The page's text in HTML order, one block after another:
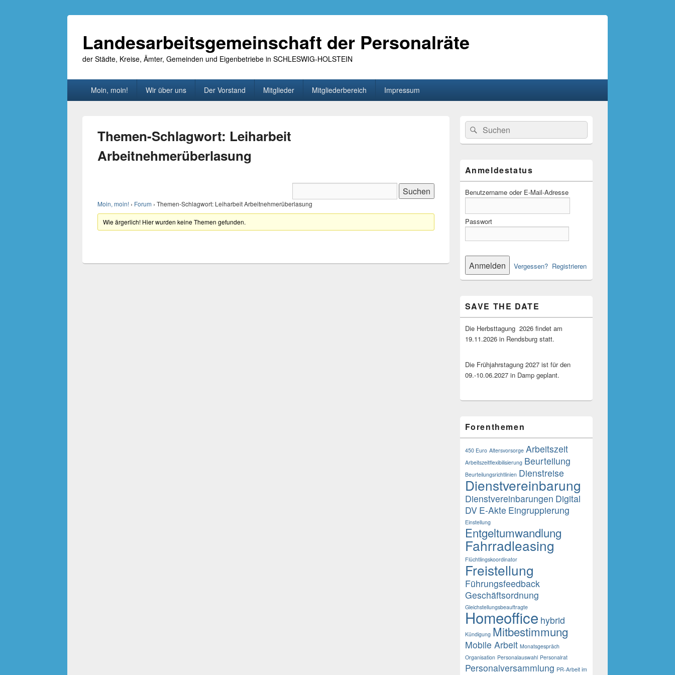
Landesarbeitsgemeinschaft der Personalräte
der Städte, Kreise, Ämter, Gemeinden und Eigenbetriebe in SCHLESWIG-HOLSTEIN
Moin, moin! Wir über uns Der Vorstand Mitglieder Mitgliederbereich Impressum
Themen-Schlagwort: Leiharbeit
Arbeitnehmerüberlasung
Moin, moin! › Forum › Themen-Schlagwort: Leiharbeit Arbeitnehmerüberlasung
Wie ärgerlich! Hier wurden keine Themen gefunden.
Primärer
Seitenleisten-
Widgetbereich
Suche
nach:
Suchen
Anmeldestatus
Benutzername oder E-Mail-Adresse
Passwort
Vergessen? Registrieren
SAVE THE DATE
Die Herbsttagung 2026 findet am
19.11.2026 in Rendsburg statt.
Die Frühjahrstagung 2027 ist für den
09.-10.06.2027 in Damp geplant.
Forenthemen
450 Euro Altersvorsorge Arbeitszeit
Arbeitszeitflexibilisierung Beurteilung
Beurteilungsrichtlinien Dienstreise
Dienstvereinbarung
Dienstvereinbarungen Digital
DV E-Akte Eingruppierung
Einstellung
Entgeltumwandlung
Fahrradleasing
Flüchtlingskoordinator
Freistellung
Führungsfeedback
Geschäftsordnung
Gleichstellungsbeauftragte
Homeoffice hybrid
Kündigung Mitbestimmung
Mobile Arbeit Monatsgespräch
Organisation Personalauswahl Personalrat
Personalversammlung PR-Arbeit im